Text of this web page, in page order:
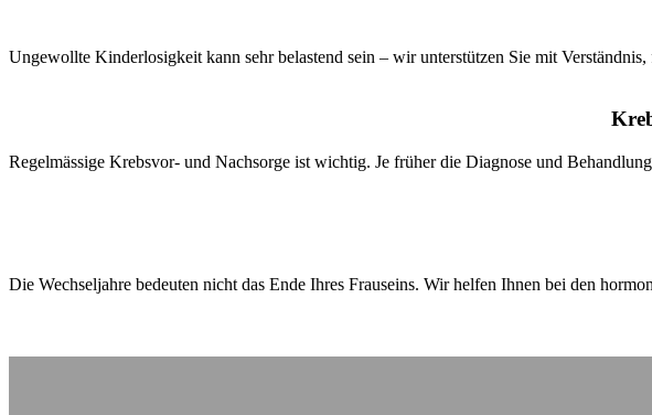
Ungewollte Kinderlosigkeit kann sehr belastend sein – wir unterstützen Sie mit
Regelmässige Krebsvor- und Nachsorge ist wichtig. Je früher die Diagnose und
Die Wechseljahre bedeuten nicht das Ende Ihres Frauseins. Wir helfen Ihnen bei den